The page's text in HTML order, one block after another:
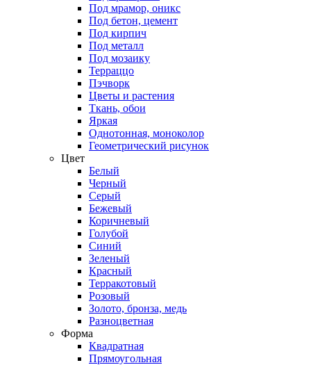
Под мрамор, оникс
Под бетон, цемент
Под кирпич
Под металл
Под мозаику
Терраццо
Пэчворк
Цветы и растения
Ткань, обои
Яркая
Однотонная, моноколор
Геометрический рисунок
Цвет
Белый
Черный
Серый
Бежевый
Коричневый
Голубой
Синий
Зеленый
Красный
Терракотовый
Розовый
Золото, бронза, медь
Разноцветная
Форма
Квадратная
Прямоугольная